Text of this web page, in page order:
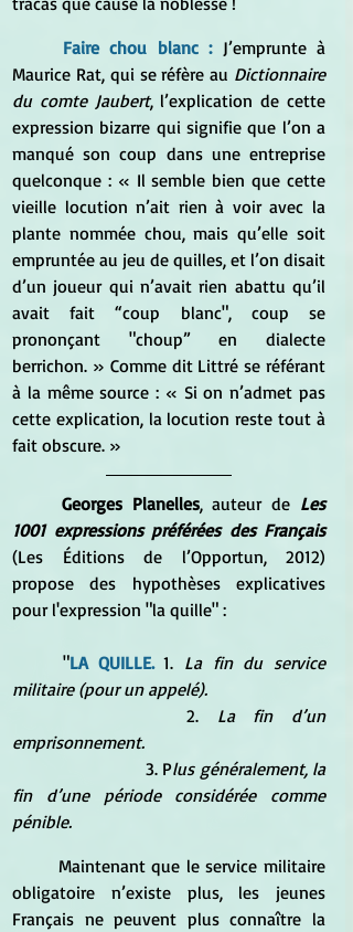
Faire chou blanc : J’emprunte à
Maurice Rat, qui se réfère au Dictionnaire
du comte Jaubert, l’explication de cette
expression bizarre qui signifie que l’on a
manqué son coup dans une entreprise
quelconque : « Il semble bien que cette
vieille locution n’ait rien à voir avec la
plante nommée chou, mais qu’elle soit
empruntée au jeu de quilles, et l’on disait
d’un joueur qui n’avait rien abattu qu’il
avait fait “coup blanc", coup se
prononçant "choup” en dialecte
berrichon. » Comme dit Littré se référant
à la même source : « Si on n’admet pas
cette explication, la locution reste tout à
fait obscure. »
Georges Planelles, auteur de Les
1001 expressions préférées des Français
(Les Éditions de l’Opportun, 2012)
propose des hypothèses explicatives
pour l'expression "la quille" :
	"
LA QUILLE. 1. La fin du service
militaire (pour un appelé).
			2.
La fin d’un
emprisonnement.
			3. P
lus généralement, la
fin d’une période considérée comme
pénible.
obligatoire n’existe plus, les jeunes
Français ne peuvent plus connaître la